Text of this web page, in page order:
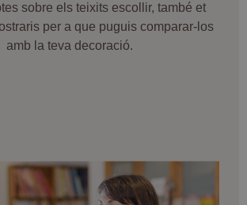
sobre els teixits escollir, també et
per a que puguis comparar-los
amb la teva decoració.